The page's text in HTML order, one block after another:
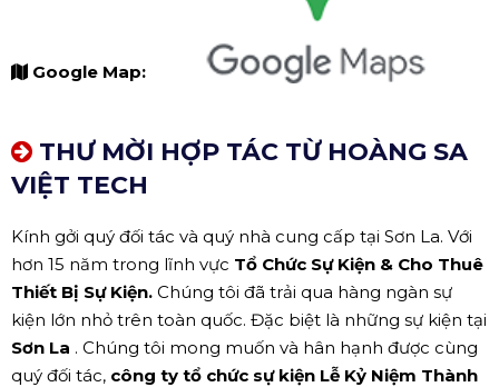
Google Map:
THƯ MỜI HỢP TÁC TỪ HOÀNG SA
VIỆT TECH
Kính gởi quý đối tác và quý nhà cung cấp tại Sơn La. Với
hơn 15 năm trong lĩnh vực Tổ Chức Sự Kiện & Cho Thuê
Thiết Bị Sự Kiện. Chúng tôi đã trải qua hàng ngàn sự
kiện lớn nhỏ trên toàn quốc. Đặc biệt là những sự kiện tại
Sơn La . Chúng tôi mong muốn và hân hạnh được cùng
quý đối tác, công ty tổ chức sự kiện Lễ Kỷ Niệm Thành